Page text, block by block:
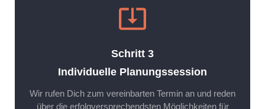
Schritt 3
Individuelle Planungssession
Wir rufen Dich zum vereinbarten Termin an und reden
über die erfolgversprechendsten Möglichkeiten für